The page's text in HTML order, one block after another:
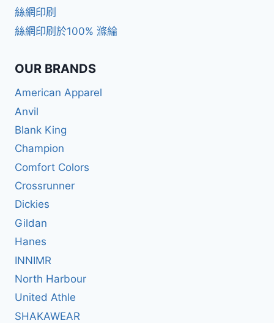
絲網印刷
絲網印刷於100% 滌綸
OUR BRANDS
American Apparel
Anvil
Blank King
Champion
Comfort Colors
Crossrunner
Dickies
Gildan
Hanes
INNIMR
North Harbour
United Athle
SHAKAWEAR